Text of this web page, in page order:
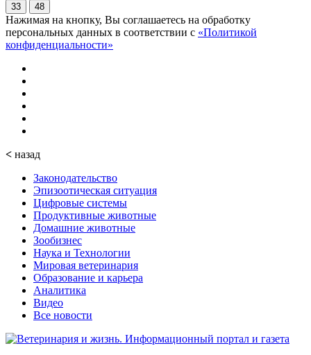
33 48
Нажимая на кнопку, Вы соглашаетесь на обработку
персональных данных в соответствии с «Политикой
конфиденциальности»
< назад
Законодательство
Эпизоотическая ситуация
Цифровые системы
Продуктивные животные
Домашние животные
Зообизнес
Наука и Технологии
Мировая ветеринария
Образование и карьера
Аналитика
Видео
Все новости